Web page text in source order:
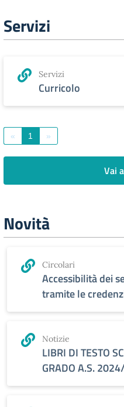
Servizi
Servizi
Curricolo
« 1 »
Vai
Novità
Circolari
Accessibilità dei
tramite le
Notizie
LIBRI DI TESTO
GRADO A.S.